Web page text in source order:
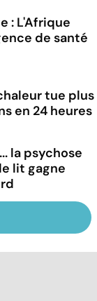
: L'Afrique
de santé
tue plus
en 24 heures
la psychose
lit gagne